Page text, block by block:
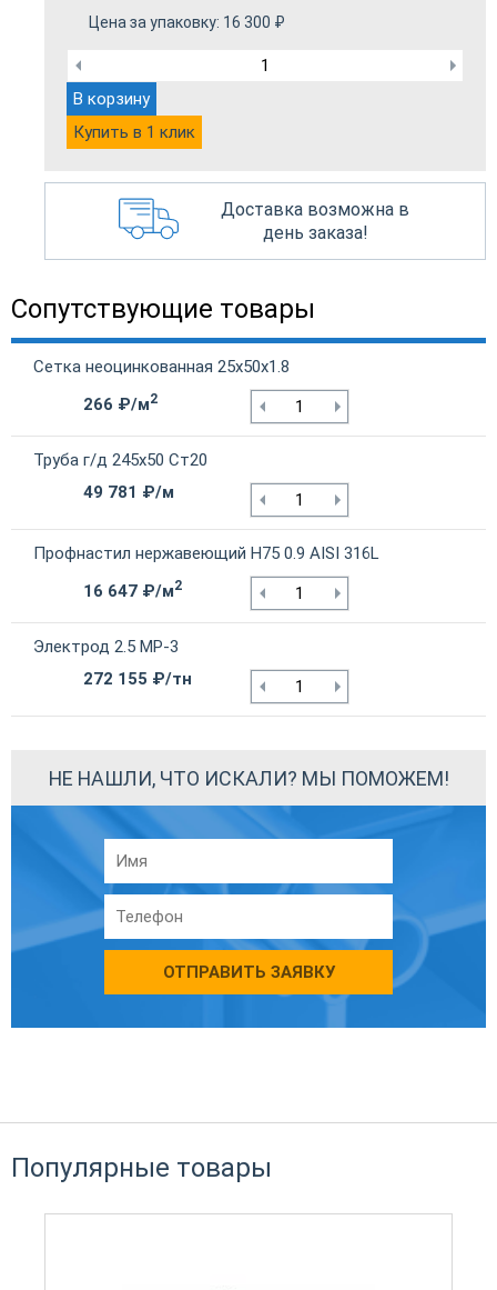
Цена за упаковку: 16 300 ₽
В корзину
Купить в 1 клик
Доставка возможна в
день заказа!
Сопутствующие товары
Сетка неоцинкованная 25х50х1.8
266 ₽/м2
Труба г/д 245х50 Ст20
49 781 ₽/м
Профнастил нержавеющий Н75 0.9 AISI 316L
16 647 ₽/м2
Электрод 2.5 МР-3
272 155 ₽/тн
НЕ НАШЛИ, ЧТО ИСКАЛИ? МЫ ПОМОЖЕМ!
ОТПРАВИТЬ ЗАЯВКУ
Популярные товары